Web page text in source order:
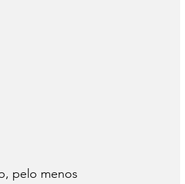
pelo menos